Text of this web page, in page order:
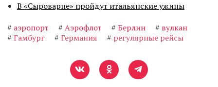
В «Сыроварне» пройдут итальянские ужины
# аэропорт # Аэрофлот # Берлин # вулкан
# Гамбург # Германия # регулярные рейсы